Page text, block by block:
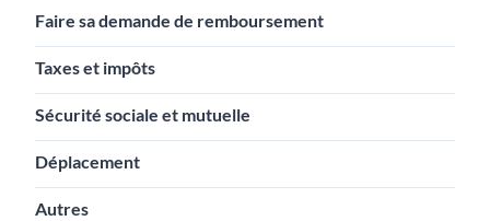
Faire sa demande de remboursement
Taxes et impôts
Sécurité sociale et mutuelle
Déplacement
Autres